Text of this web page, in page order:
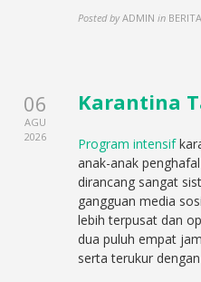
Posted by ADMIN in BERITA
06
AGU
2026
Karantina
Program intensif
anak-anak
dirancang sangat
gangguan media
lebih terpusat dan
dua puluh empat
serta terukur